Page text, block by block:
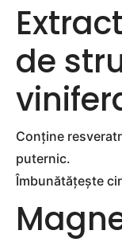
de
Conține
puternic.
Îmbunătățește